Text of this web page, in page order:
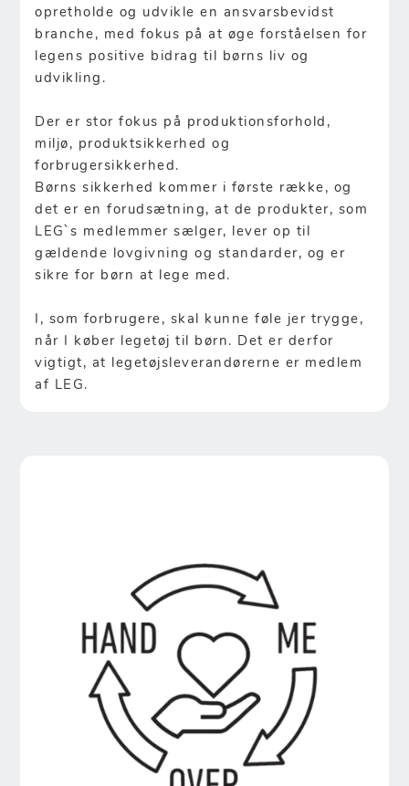
opretholde og udvikle en ansvarsbevidst
branche, med fokus på at øge forståelsen for
legens positive bidrag til børns liv og
udvikling.
Der er stor fokus på produktionsforhold,
miljø, produktsikkerhed og
forbrugersikkerhed.
Børns sikkerhed kommer i første række, og
det er en forudsætning, at de produkter, som
LEG`s medlemmer sælger, lever op til
gældende lovgivning og standarder, og er
sikre for børn at lege med.
I, som forbrugere, skal kunne føle jer trygge,
når I køber legetøj til børn. Det er derfor
vigtigt, at legetøjsleverandørerne er medlem
af LEG.